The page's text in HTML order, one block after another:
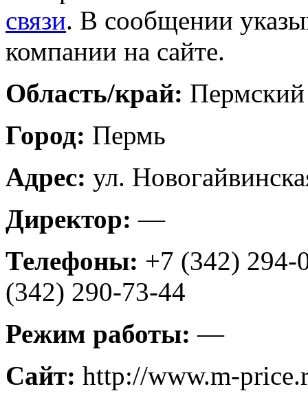
связи. В сообщении
компании на сайте.
Область/край:
Город: Пермь
Адрес: ул.
Директор:—
Телефоны: +7 (342) 294-
(342) 290-73-44
Режим работы:—
Сайт: http://www.m-